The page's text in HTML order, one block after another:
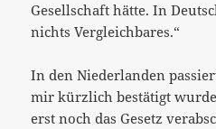
Gesellschaft hätte. In
nichts Vergleichbares.“
In den Niederlanden
mir kürzlich bestätigt
erst noch das Gesetz